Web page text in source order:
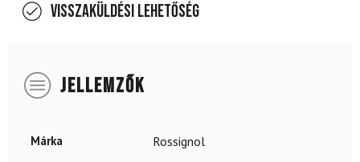
Visszaküldési lehetőség
JELLEMZŐK
Márka Rossignol